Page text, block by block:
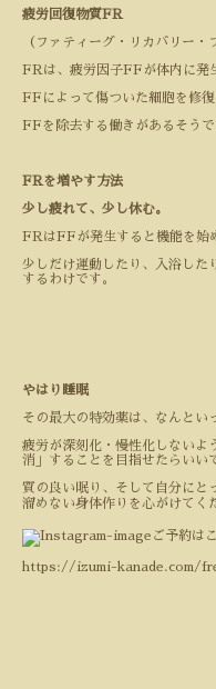
疲労回復物質FR
（ファティーグ・リカバリー・
FR は、疲労因子FF が体内に発
FF によって傷ついた細胞を修復
FFを除去する働きがあるそうで
FRを増やす方法
少し疲れて、少し休む。
FR はFF が発生すると機能を始
少しだけ運動したり、入浴した
するわけです。
やはり睡眠
その最大の特効薬は、なんとい
疲労が深刻化・慢性化しないよ
消」することを目指せたらいい
質の良い眠り、そして自分にと
溜めない身体作りを心がけてく
ご予約は
https://izumi-kanade.com/